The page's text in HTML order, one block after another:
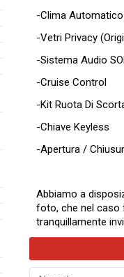
-Clima
-Vetri Privacy
-Sistema Audio
-Cruise Control
-Kit Ruota Di
-Chiave Keyless
-Apertura /
Abbiamo a
foto, che nel caso
tranquillamente